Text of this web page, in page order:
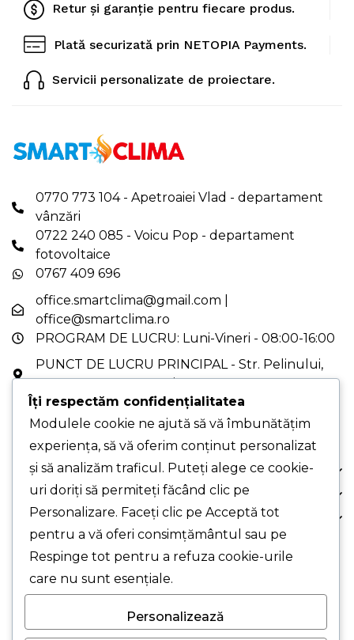
Retur și garanție pentru fiecare produs.
Plată securizată prin NETOPIA Payments.
Servicii personalizate de proiectare.
0770 773 104 - Apetroaiei Vlad - departament
vânzări
0722 240 085 - Voicu Pop - departament
fotovoltaice
0767 409 696
office.smartclima@gmail.com
office@smartclima.ro
PROGRAM DE LUCRU: Luni-Vineri - 08:00-16:00
PUNCT DE LUCRU PRINCIPAL - Str. Pelinului,
Nr. 9, Sec. 3, București
PUNCT DE LUCRU - Drumul Gării, Nr. 1, Chiajna,
Jud. Ilfov (cu programare)
Despre Noi
Comanda Ta
Suport Clienți
© 2026 Smart Clima SRL.
Îți respectăm confidențialitatea
Modulele cookie ne ajută să vă îmbunătățim
experiența, să vă oferim conținut personalizat
și să analizăm traficul. Puteți alege ce cookie-
uri doriți să permiteți făcând clic pe
Personalizare. Faceți clic pe Acceptă tot
pentru a vă oferi consimțământul sau pe
Respinge tot pentru a refuza cookie-urile
care nu sunt esențiale.
Personalizează